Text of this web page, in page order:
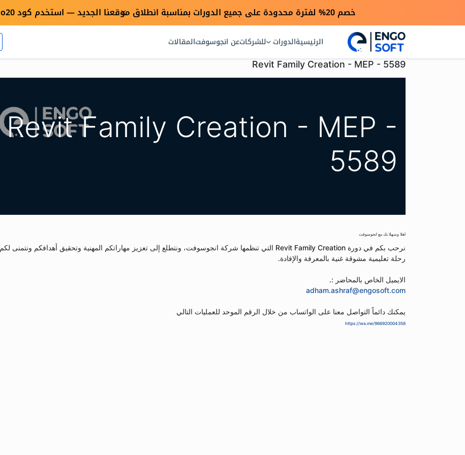
خصم 20% لفترة محدودة على جميع الدورات بمناسبة انطلاق موقعنا الجديد — استخدم كود engo20 ×
الرئيسيةالدورات للشركاتعن انجوسوفتالمقالات
Revit Family Creation - MEP - 5589
Revit Family Creation - MEP -
5589
اهلا وسهلا بك مع انجوسوفت
نرحب بكم في دورة Revit Family Creation التي تنظمها شركة انجوسوفت، ونتطلع إلى تعزيز مهاراتكم المهنية وتحقيق أهدافكم ونتمنى لكم
رحلة تعليمية مشوقة غنية بالمعرفة والإفادة.
الايميل الخاص بالمحاضر :.
adham.ashraf@engosoft.com
يمكنك دائماً التواصل معنا على الواتساب من خلال الرقم الموحد للعمليات التالي
https://wa.me/966920004358